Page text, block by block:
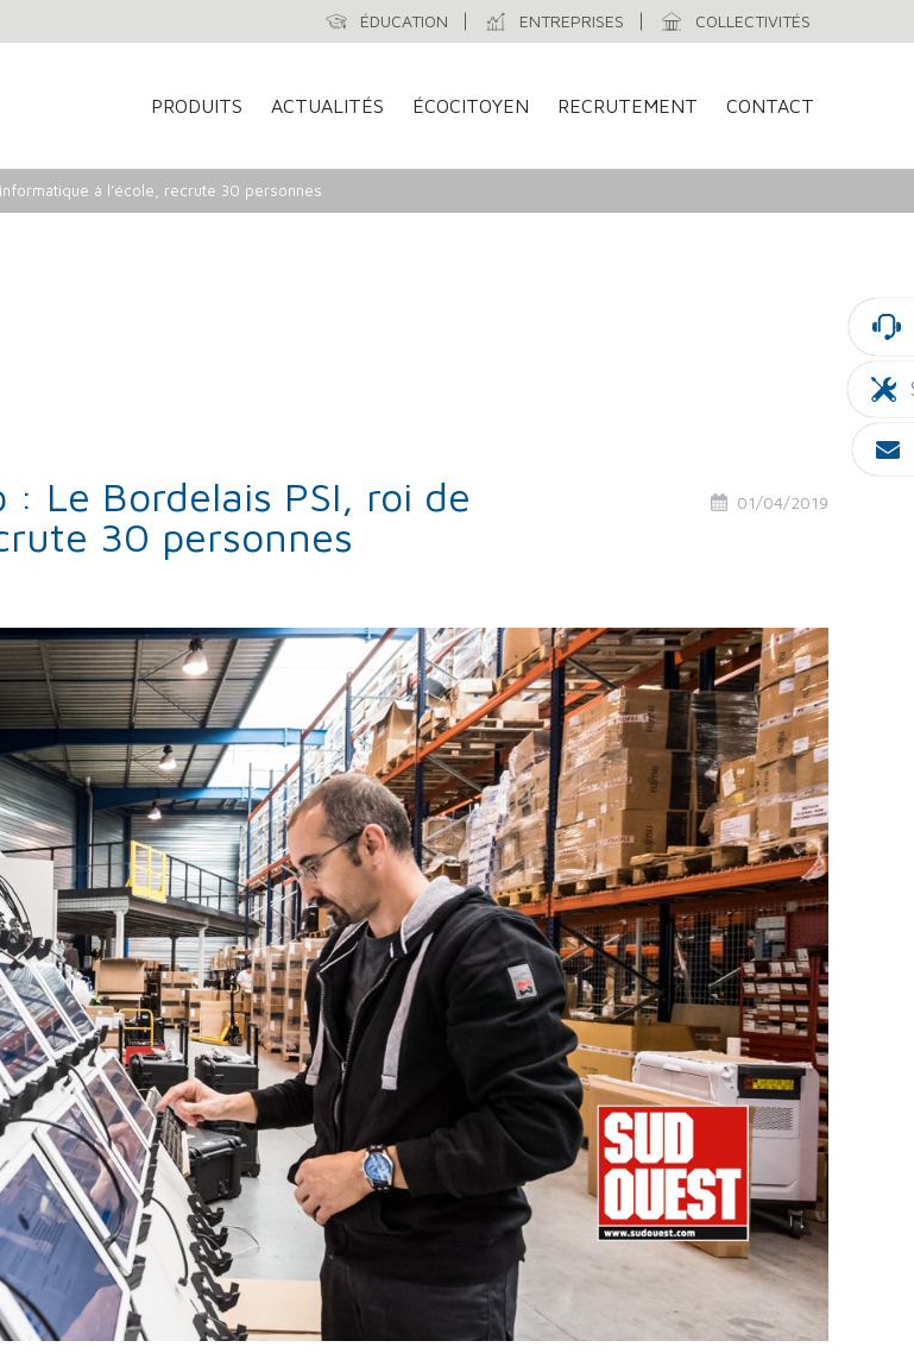
ÉDUCATION ENTREPRISES COLLECTIVITÉS
PRODUITS ACTUALITÉS ÉCOCITOYEN RECRUTEMENT CONTACT
à l’école, recrute 30 personnes
Le Bordelais PSI, roi de
30 personnes
01/04/2019